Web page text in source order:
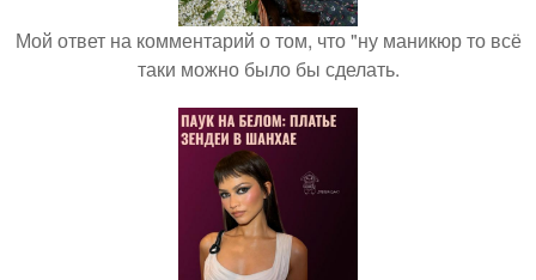
Мой ответ на комментарий о том, что "ну маникюр то всё
таки можно было бы сделать.